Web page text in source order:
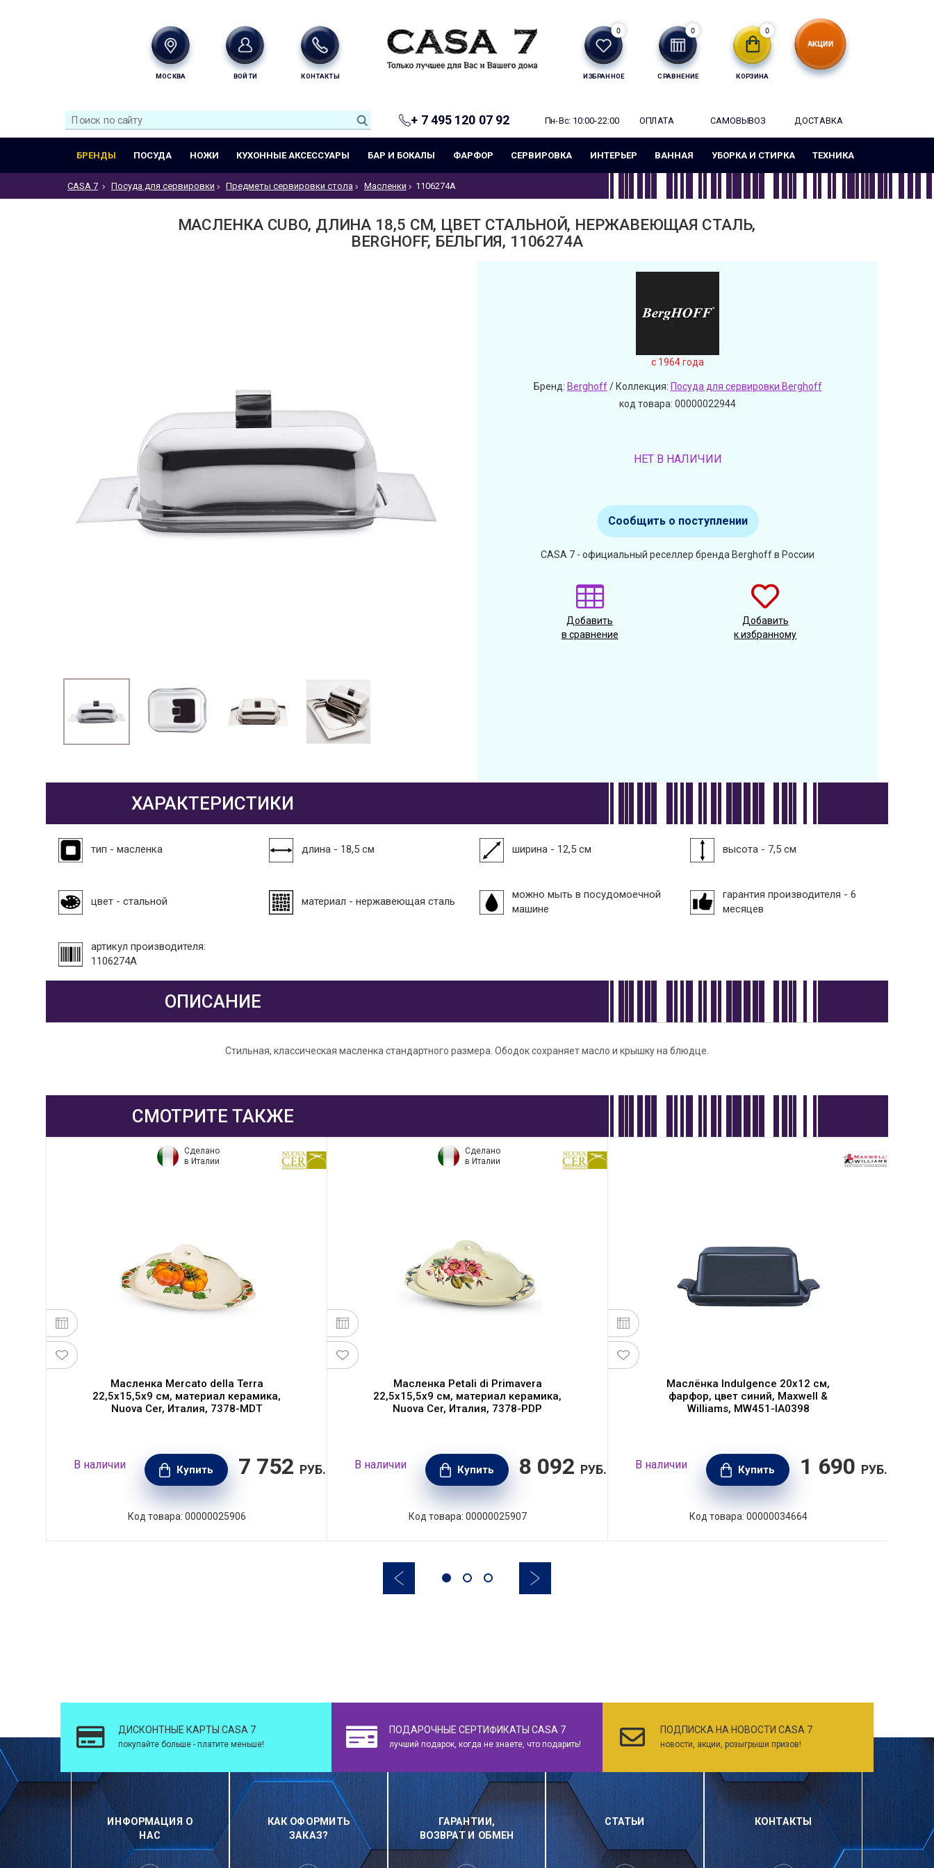
МОСКВА ВОЙТИ КОНТАКТЫ ИЗБРАННОЕ
0
СРАВНЕНИЕ
0
КОРЗИНА
0
+ 7 495 120 07 92 Пн-Вс: 10:00-22:00 ОПЛАТА САМОВЫВОЗ ДОСТАВКА
БРЕНДЫ ПОСУДА НОЖИ КУХОННЫЕ АКСЕССУАРЫ БАР И БОКАЛЫ ФАРФОР СЕРВИРОВКА ИНТЕРЬЕР ВАННАЯ УБОРКА И СТИРКА ТЕХНИКА
CASA 7 Посуда для сервировки Предметы сервировки стола Масленки 1106274A
МАСЛЕНКА CUBO, ДЛИНА 18,5 СМ, ЦВЕТ СТАЛЬНОЙ, НЕРЖАВЕЮЩАЯ СТАЛЬ,
BERGHOFF, БЕЛЬГИЯ, 1106274A
c 1964 года
Бренд: Berghoff/ Коллекция: Посуда для сервировки Berghoff
код товара: 00000022944
НЕТ В НАЛИЧИИ
Сообщить о поступлении
CASA 7 - официальный реселлер бренда Berghoff в России
Добавить
в сравнение
Добавить
к избранному
ХАРАКТЕРИСТИКИ
тип - масленка длина - 18,5 см ширина - 12,5 см высота - 7,5 см
цвет - стальной материал - нержавеющая сталь
можно мыть в посудомоечной
машине
гарантия производителя - 6
месяцев
артикул производителя:
1106274A
ОПИСАНИЕ
Стильная, классическая масленка стандартного размера. Ободок сохраняет масло и крышку на блюдце.
СМОТРИТЕ ТАКЖЕ
Сделано
в Италии
Масленка Mercato della Terra
22,5х15,5х9 см, материал керамика,
Nuova Cer, Италия, 7378-MDT
В наличии Купить 7 752 РУБ.
Код товара: 00000025906
Сделано
в Италии
Масленка Petali di Primavera
22,5х15,5х9 см, материал керамика,
Nuova Cer, Италия, 7378-PDP
В наличии Купить 8 092 РУБ.
Код товара: 00000025907
Маслёнка Indulgence 20х12 см,
фарфор, цвет синий, Maxwell &
Williams, MW451-IA0398
В наличии Купить 1 690 РУБ.
Код товара: 00000034664
ДИСКОНТНЫЕ КАРТЫ CASA 7
покупайте больше - платите меньше!
ПОДАРОЧНЫЕ СЕРТИФИКАТЫ CASA 7
лучший подарок, когда не знаете, что подарить!
ПОДПИСКА НА НОВОСТИ CASA 7
новости, акции, розыгрыши призов!
ИНФОРМАЦИЯ О
НАС
КАК ОФОРМИТЬ
ЗАКАЗ?
ГАРАНТИИ,
ВОЗВРАТ И ОБМЕН
СТАТЬИ КОНТАКТЫ